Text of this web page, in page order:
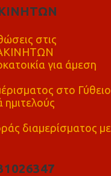
στις
ΑΚΙΝΗΤΩΝ
για άμεση
στο Γύθειο
διαμερίσματος με